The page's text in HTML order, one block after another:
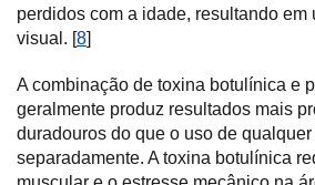
perdidos com a idade, resultando em
visual. [8]
A combinação de toxina botulínica e
geralmente produz resultados mais
duradouros do que o uso de
separadamente. A toxina botulínica